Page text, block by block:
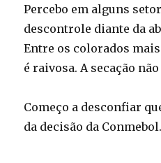
Percebo em alguns
descontrole diante da
Entre os colorados
é raivosa. A secação
Começo a desconfiar
da decisão da